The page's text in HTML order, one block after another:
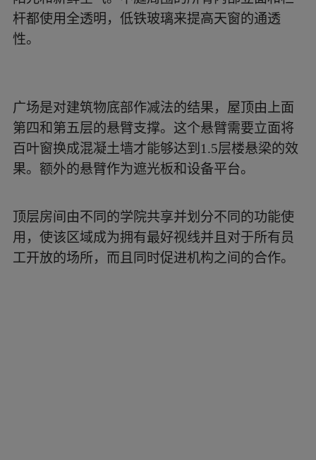
杆都使用全透明，低铁玻璃来提高天窗的通透
性。
广场是对建筑物底部作减法的结果，屋顶由上面
第四和第五层的悬臂支撑。这个悬臂需要立面将
百叶窗换成混凝土墙才能够达到1.5层楼悬梁的效
果。额外的悬臂作为遮光板和设备平台。
顶层房间由不同的学院共享并划分不同的功能使
用，使该区域成为拥有最好视线并且对于所有员
工开放的场所，而且同时促进机构之间的合作。